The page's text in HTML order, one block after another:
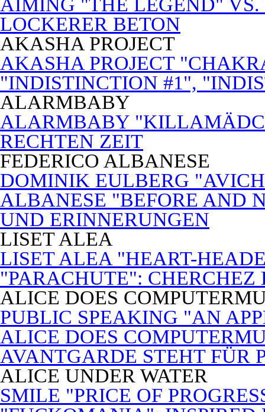
AIMING "THE LEGEND"
LOCKERER BETON
AKASHA PROJECT
AKASHA PROJECT
"INDISTINCTION #1",
ALARMBABY
ALARMBABY
RECHTEN ZEIT
FEDERICO ALBANESE
DOMINIK EULBERG
ALBANESE "BEFORE AND
UND ERINNERUNGEN
LISET ALEA
LISET ALEA "HEART-
"PARACHUTE": CHERCHEZ
ALICE DOES
PUBLIC SPEAKING "AN
ALICE DOES
AVANTGARDE STEHT FÜR
ALICE UNDER WATER
SMILE "PRICE OF